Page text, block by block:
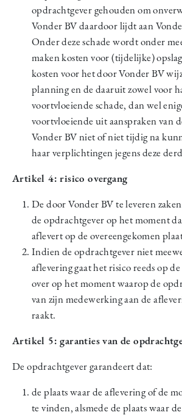
opdrachtgever gehouden om
Vonder BV daardoor lijdt aan
Onder deze schade wordt onder
maken kosten voor (tijdelijke)
kosten voor het door Vonder BV
planning en de daaruit zowel voor
voortvloeiende schade, dan wel
voortvloeiende uit aanspraken van
Vonder BV niet of niet tijdig na
haar verplichtingen jegens deze
Artikel 4: risico overgang
De door Vonder BV te leveren
de opdrachtgever op het moment
aflevert op de overeengekomen
Indien de opdrachtgever niet
aflevering gaat het risico reeds op
over op het moment waarop de
van zijn medewerking aan de
raakt.
Artikel 5: garanties van de
De opdrachtgever garandeert dat:
de plaats waar de aflevering of de
te vinden, alsmede de plaats waar